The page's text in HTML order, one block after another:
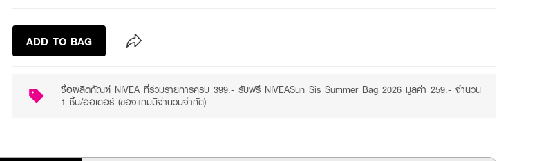
ADD TO BAG
ซื้อผลิตภัณฑ์ NIVEA ที่ร่วมรายการครบ 399.- รับฟรี NIVEASun Sis Summer Bag 2026 มูลค่า 259.- จำนวน
1 ชิ้น/ออเดอร์ (ของแถมมีจำนวนจำกัด)